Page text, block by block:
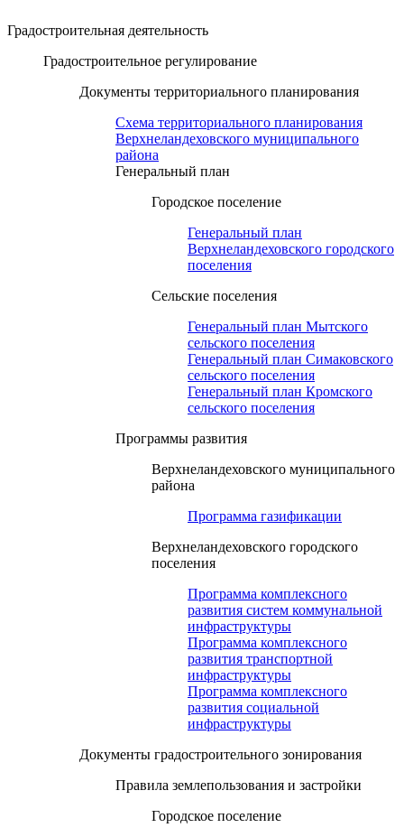
Градостроительная деятельность
Градостроительное регулирование
Документы территориального планирования
Схема территориального планирования
Верхнеландеховского муниципального
района
Генеральный план
Городское поселение
Генеральный план
Верхнеландеховского городского
поселения
Сельские поселения
Генеральный план Мытского
сельского поселения
Генеральный план Симаковского
сельского поселения
Генеральный план Кромского
сельского поселения
Программы развития
Верхнеландеховского муниципального
района
Программа газификации
Верхнеландеховского городского
поселения
Программа комплексного
развития систем коммунальной
инфраструктуры
Программа комплексного
развития транспортной
инфраструктуры
Программа комплексного
развития социальной
инфраструктуры
Документы градостроительного зонирования
Правила землепользования и застройки
Городское поселение